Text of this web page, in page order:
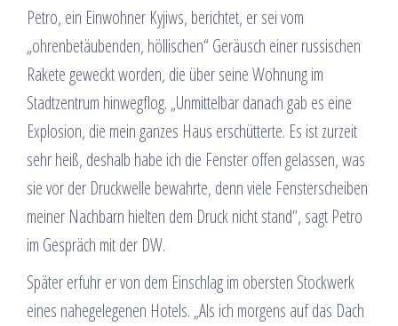
Petro, ein Einwohner Kyjiws, berichtet, er sei vom
„ohrenbetäubenden, höllischen“ Geräusch einer russischen
Rakete geweckt worden, die über seine Wohnung im
Stadtzentrum hinwegflog. „Unmittelbar danach gab es eine
Explosion, die mein ganzes Haus erschütterte. Es ist zurzeit
sehr heiß, deshalb habe ich die Fenster offen gelassen, was
sie vor der Druckwelle bewahrte, denn viele Fensterscheiben
meiner Nachbarn hielten dem Druck nicht stand“, sagt Petro
im Gespräch mit der DW.
Später erfuhr er von dem Einschlag im obersten Stockwerk
eines nahegelegenen Hotels. „Als ich morgens auf das Dach